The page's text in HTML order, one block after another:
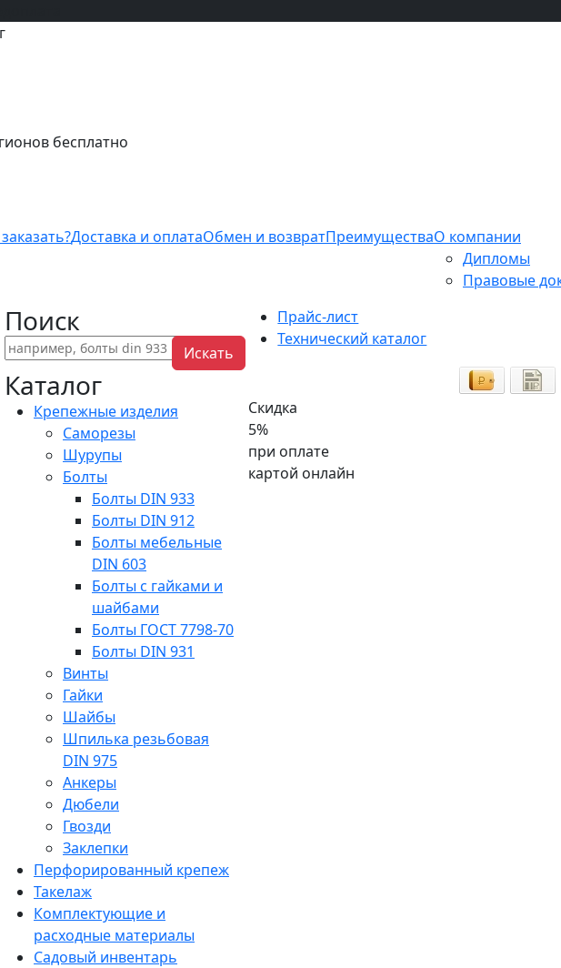
бесплатно
Доставка и оплатаОбмен и возвратПреимуществаО компании
Дипломы
Правовые
Поиск
Искать
Каталог
Крепежные изделия
Саморезы
Шурупы
Болты
Болты DIN 933
Болты DIN 912
Болты мебельные
DIN 603
Болты с гайками и
шайбами
Болты ГОСТ 7798-70
Болты DIN 931
Винты
Гайки
Шайбы
Шпилька резьбовая
DIN 975
Анкеры
Дюбели
Гвозди
Заклепки
Перфорированный крепеж
Такелаж
Комплектующие и
расходные материалы
Садовый инвентарь
Прайс-лист
Технический каталог
Скидка
5%
при оплате
картой онлайн